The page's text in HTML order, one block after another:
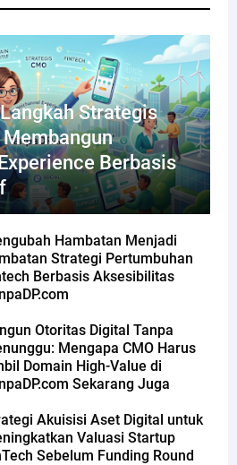
Strategis
Membangun
Berbasis
Hambatan Menjadi
Strategi Pertumbuhan
Berbasis Aksesibilitas
Otoritas Digital Tanpa
Mengapa CMO Harus
Domain High-Value di
Sekarang Juga
Akuisisi Aset Digital untuk
Valuasi Startup
Sebelum Funding Round